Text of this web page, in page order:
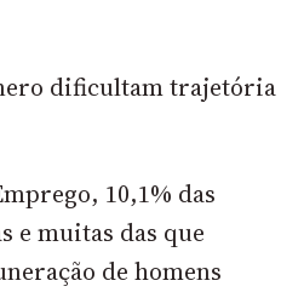
dificultam trajetória
10,1% das
e muitas das que
de homens